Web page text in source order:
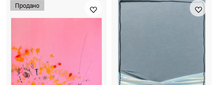
Продано